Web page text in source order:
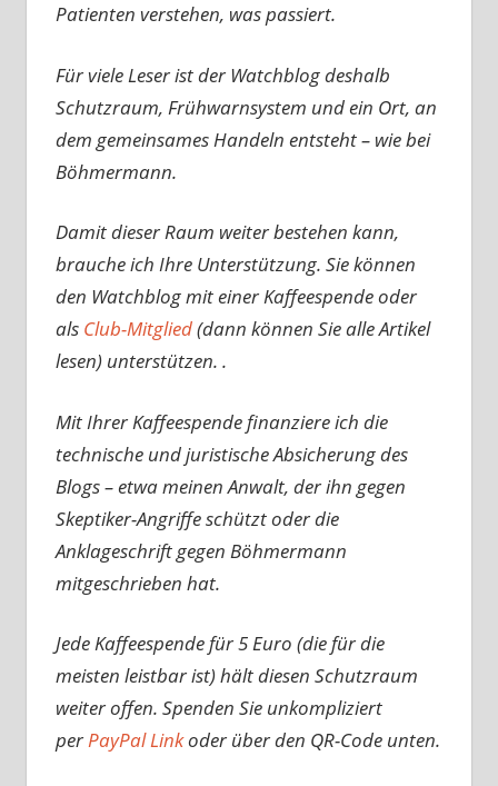
Patienten verstehen, was passiert.
Für viele Leser ist der Watchblog deshalb
Schutzraum, Frühwarnsystem und ein Ort, an
dem gemeinsames Handeln entsteht – wie bei
Böhmermann.
Damit dieser Raum weiter bestehen kann,
brauche ich Ihre Unterstützung. Sie können
den Watchblog mit einer Kaffeespende oder
als Club-Mitglied(dann können Sie alle Artikel
lesen) unterstützen. .
Mit Ihrer Kaffeespende finanziere ich die
technische und juristische Absicherung des
Blogs – etwa meinen Anwalt, der ihn gegen
Skeptiker-Angriffe schützt oder die
Anklageschrift gegen Böhmermann
mitgeschrieben hat.
Jede Kaffeespende für 5 Euro (die für die
meisten leistbar ist) hält diesen Schutzraum
weiter offen. Spenden Sie unkompliziert
perPayPal Linkoder über den QR-Code unten.